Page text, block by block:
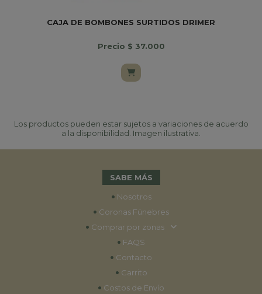
CAJA DE BOMBONES SURTIDOS DRIMER
Precio $ 37.000
Los productos pueden estar sujetos a variaciones de acuerdo
a la disponibilidad. Imagen ilustrativa.
SABE MÁS
• Nosotros
• Coronas Fúnebres
• Comprar por zonas
• FAQS
• Contacto
• Carrito
• Costos de Envío